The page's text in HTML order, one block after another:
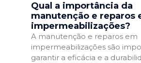
Qual a importância da
manutenção e reparos
impermeabilizações?
A manutenção e reparos em
impermeabilizações são
garantir a eficácia e a